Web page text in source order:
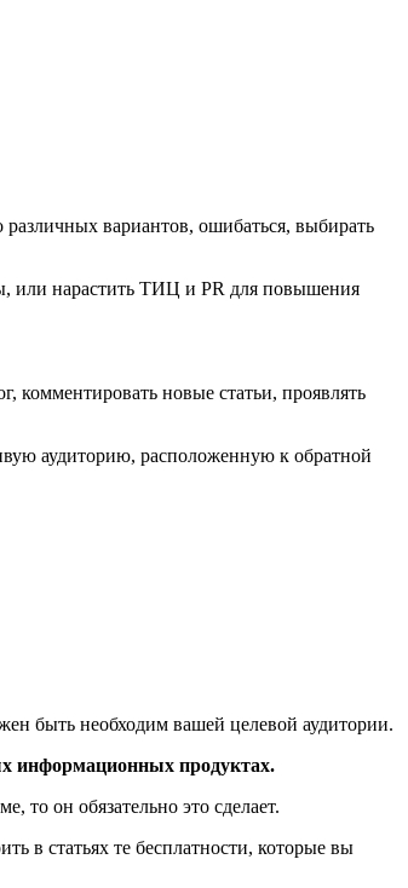
вариантов, ошибаться, выбирать
или нарастить ТИЦ и PR для повышения
комментировать новые статьи, проявлять
аудиторию, расположенную к обратной
быть необходим вашей целевой аудитории.
информационных продуктах.
то он обязательно это сделает.
в статьях те бесплатности, которые вы